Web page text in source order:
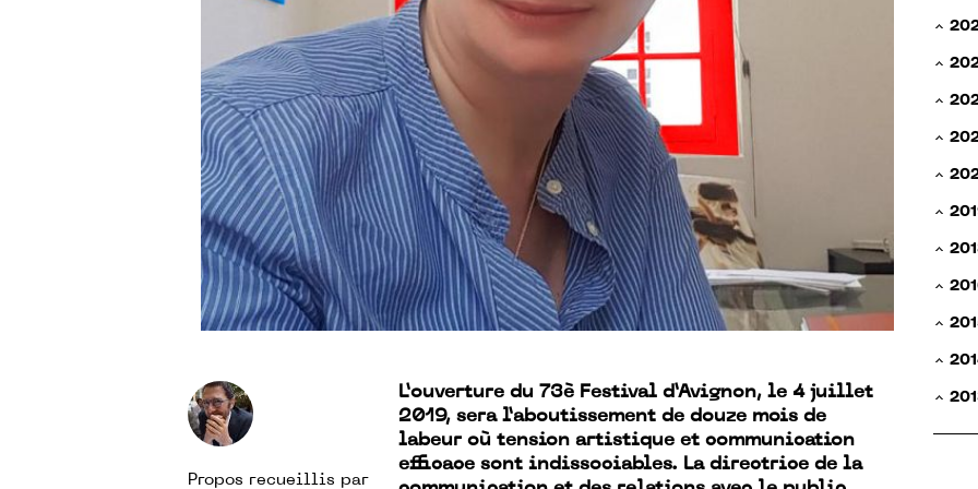
Propos recueillis par
L’ouverture du 73è Festival d’Avignon, le 4 juillet
2019, sera l’aboutissement de douze mois de
labeur où tension artistique et communication
efficace sont indissociables. La directrice de la